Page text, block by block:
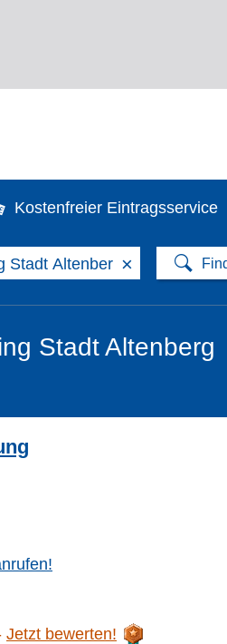
Kostenfreier Eintragsservice
×
Stadt Altenberg
Jetzt bewerten!